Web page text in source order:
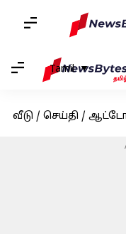
Tamil
வீடு / செய்தி / ஆட்டோ